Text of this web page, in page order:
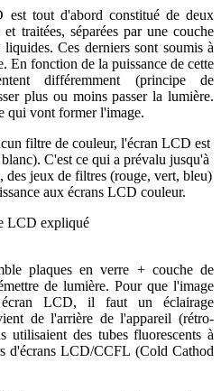
tout d'abord constitué de deux
traitées, séparées par une couche
Ces derniers sont soumis à
En fonction de la puissance de cette
différemment (principe de
plus ou moins passer la lumière.
qui vont former l'image.
filtre de couleur, l'écran LCD est
C'est ce qui a prévalu jusqu'à
des jeux de filtres (rouge, vert, bleu)
aux écrans LCD couleur.
plaques en verre + couche de
de lumière. Pour que l'image
LCD, il faut un éclairage
de l'arrière de l'appareil (rétro-
utilisaient des tubes fluorescents à
d'écrans LCD/CCFL (Cold Cathod